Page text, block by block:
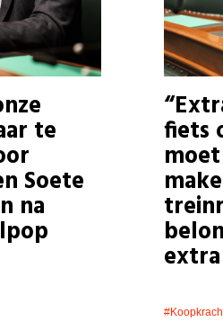
te
Soete
na
fiets